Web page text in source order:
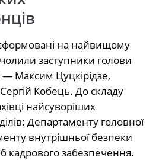
сформовані на найвищому
заступники голови
— Максим Цуцкірідзе,
Кобець. До складу
найсуворіших
Департаменту головної
внутрішньої безпеки
кадрового забезпечення.